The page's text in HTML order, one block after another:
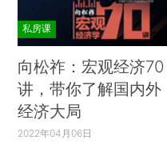
私房课
向松祚：宏观经济70
讲，带你了解国内外
经济大局
2022年04月06日